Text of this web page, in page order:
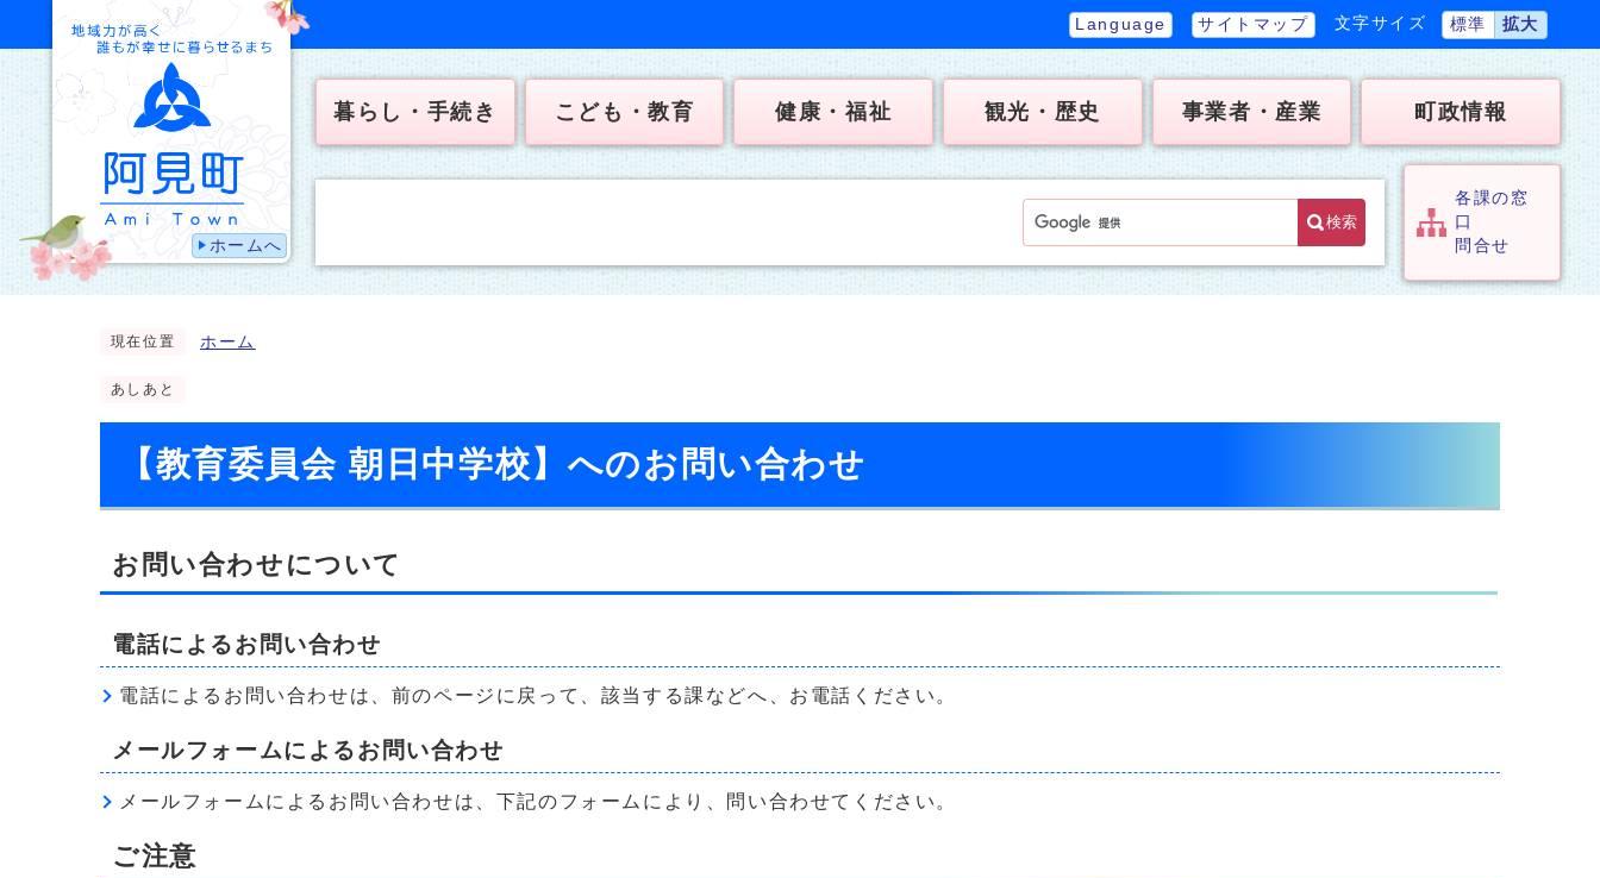
ホームへ
Language サイトマップ 文字サイズ 標準 拡大
暮らし・手続き こども・教育 健康・福祉 観光・歴史 事業者・産業 町政情報
検索
各課の窓
口
問合せ
現在位置 ホーム
あしあと
【教育委員会 朝日中学校】へのお問い合わせ
お問い合わせについて
電話によるお問い合わせ
電話によるお問い合わせは、前のページに戻って、該当する課などへ、お電話ください。
メールフォームによるお問い合わせ
メールフォームによるお問い合わせは、下記のフォームにより、問い合わせてください。
ご注意